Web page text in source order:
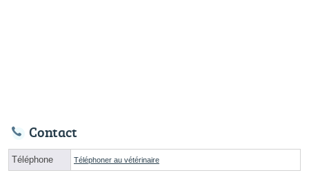
Contact
Téléphone Téléphoner au vétérinaire